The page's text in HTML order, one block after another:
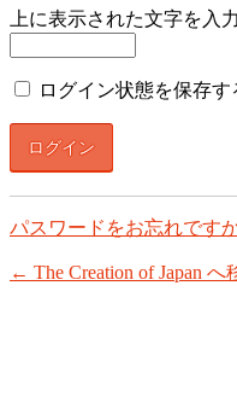
上に表示された文字を入
ログイン状態を保存す
パスワードをお忘れです
← The Creation of Japan へ